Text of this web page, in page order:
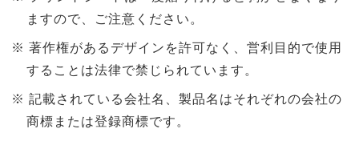
ますので、ご注意ください。
著作権があるデザインを許可なく、営利目的で使用
することは法律で禁じられています。
記載されている会社名、製品名はそれぞれの会社の
商標または登録商標です。